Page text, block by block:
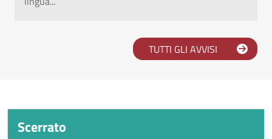
TUTTI GLI AVVISI
Scopri l'università Orientale
Scerrato